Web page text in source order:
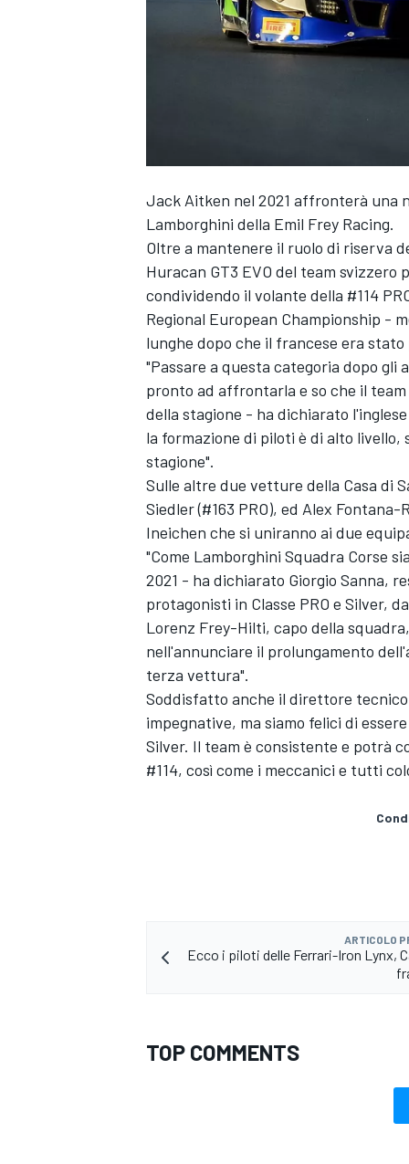
MONOPOSTO
Jack Aitken nel 2021 affronterà una
Lamborghini della Emil Frey Racing.
Oltre a mantenere il ruolo di riserva
Huracan GT3 EVO del team
condividendo il volante della #114
Regional European Championship -
lunghe dopo che il francese era
"Passare a questa categoria dopo gli
pronto ad affrontarla e so che il
della stagione - ha dichiarato
la formazione di piloti è di alto livello,
stagione".
Sulle altre due vetture della Casa di
Siedler (#163 PRO), ed Alex
Ineichen che si uniranno ai due
"Come Lamborghini Squadra Corse
2021 - ha dichiarato Giorgio Sanna,
protagonisti in Classe PRO e Silver,
Lorenz Frey-Hilti, capo della
nell'annunciare il prolungamento
terza vettura".
Soddisfatto anche il direttore
impegnative, ma siamo felici di
Silver. Il team è consistente e potrà
#114, così come i meccanici e tutti
ARTICOLO
Ecco i piloti delle Ferrari-Iron Lynx,
TOP COMMENTS